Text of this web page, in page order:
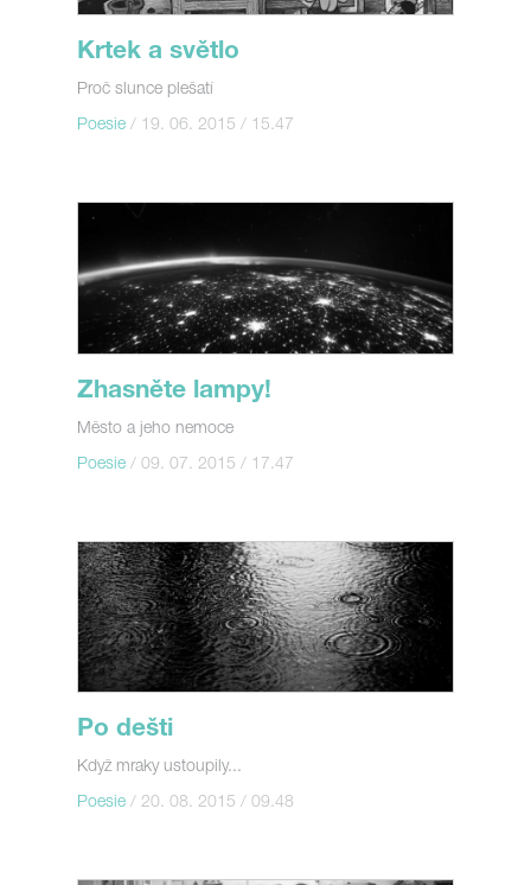
Krtek a světlo
Proč slunce plešatí
Poesie / 19. 06. 2015 / 15.47
Zhasněte lampy!
Město a jeho nemoce
Poesie / 09. 07. 2015 / 17.47
Po dešti
Když mraky ustoupily...
Poesie / 20. 08. 2015 / 09.48